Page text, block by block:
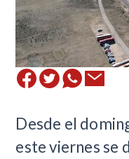
Desde el
este viernes se